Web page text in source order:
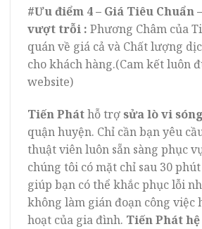
#Ưu điểm 4 – Giá Tiêu Chuẩn
vượt trỗi : Phương Châm của
quán về giá cả và Chất lượng
cho khách hàng.(Cam kết luôn
website)
Tiến Pháthỗ trợ sửa lò vi sóng
quận huyện. Chỉ cần bạn yêu
thuật viên luôn sẵn sàng phục
chúng tôi có mặt chỉ sau 30
giúp bạn có thể khắc phục lỗi
không làm gián đoạn công việc
hoạt của gia đình. Tiến Phát